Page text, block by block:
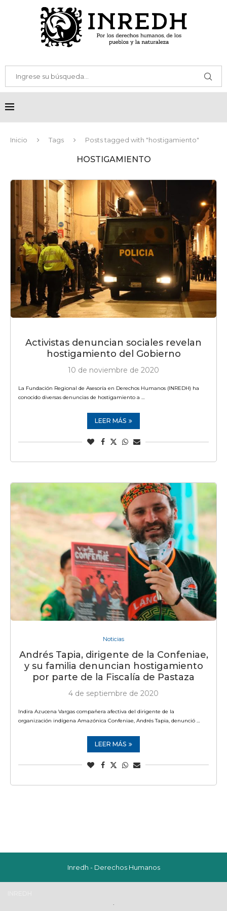
Inicio Tags Posts tagged with "hostigamiento"
HOSTIGAMIENTO
Activistas denuncian sociales revelan
hostigamiento del Gobierno
10 de noviembre de 2020
La Fundación Regional de Asesoría en Derechos Humanos (INREDH) ha
conocido diversas denuncias de hostigamiento a …
LEER MÁS
Noticias
Andrés Tapia, dirigente de la Confeniae,
y su familia denuncian hostigamiento
por parte de la Fiscalía de Pastaza
4 de septiembre de 2020
Indira Azucena Vargas compañera afectiva del dirigente de la
organización indígena Amazónica Confeniae, Andrés Tapia, denunció …
LEER MÁS
Inredh - Derechos Humanos